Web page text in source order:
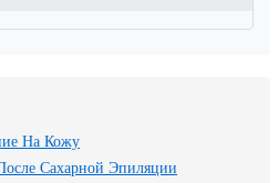
На Кожу
Сахарной Эпиляции